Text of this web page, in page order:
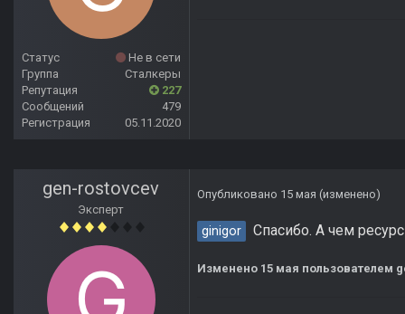
Статус
Не в сети
Группа
Сталкеры
Репутация
227
Сообщений
479
Регистрация
05.11.2020
gen-rostovcev
Эксперт
Опубликовано 15 мая (изменено)
ginigor Спасибо. А чем
Изменено 15 мая пользователем